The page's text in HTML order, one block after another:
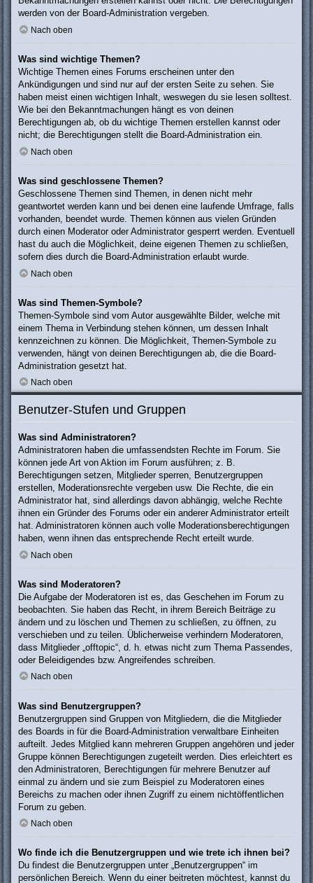
werden von der Board-Administration vergeben.
Nach oben
Was sind wichtige Themen?
Wichtige Themen eines Forums erscheinen unter den
Ankündigungen und sind nur auf der ersten Seite zu sehen. Sie
haben meist einen wichtigen Inhalt, weswegen du sie lesen solltest.
Wie bei den Bekanntmachungen hängt es von deinen
Berechtigungen ab, ob du wichtige Themen erstellen kannst oder
nicht; die Berechtigungen stellt die Board-Administration ein.
Nach oben
Was sind geschlossene Themen?
Geschlossene Themen sind Themen, in denen nicht mehr
geantwortet werden kann und bei denen eine laufende Umfrage, falls
vorhanden, beendet wurde. Themen können aus vielen Gründen
durch einen Moderator oder Administrator gesperrt werden. Eventuell
hast du auch die Möglichkeit, deine eigenen Themen zu schließen,
sofern dies durch die Board-Administration erlaubt wurde.
Nach oben
Was sind Themen-Symbole?
Themen-Symbole sind vom Autor ausgewählte Bilder, welche mit
einem Thema in Verbindung stehen können, um dessen Inhalt
kennzeichnen zu können. Die Möglichkeit, Themen-Symbole zu
verwenden, hängt von deinen Berechtigungen ab, die die Board-
Administration gesetzt hat.
Nach oben
Benutzer-Stufen und Gruppen
Was sind Administratoren?
Administratoren haben die umfassendsten Rechte im Forum. Sie
können jede Art von Aktion im Forum ausführen; z. B.
Berechtigungen setzen, Mitglieder sperren, Benutzergruppen
erstellen, Moderationsrechte vergeben usw. Die Rechte, die ein
Administrator hat, sind allerdings davon abhängig, welche Rechte
ihnen ein Gründer des Forums oder ein anderer Administrator erteilt
hat. Administratoren können auch volle Moderationsberechtigungen
haben, wenn ihnen das entsprechende Recht erteilt wurde.
Nach oben
Was sind Moderatoren?
Die Aufgabe der Moderatoren ist es, das Geschehen im Forum zu
beobachten. Sie haben das Recht, in ihrem Bereich Beiträge zu
ändern und zu löschen und Themen zu schließen, zu öffnen, zu
verschieben und zu teilen. Üblicherweise verhindern Moderatoren,
dass Mitglieder „offtopic“, d. h. etwas nicht zum Thema Passendes,
oder Beleidigendes bzw. Angreifendes schreiben.
Nach oben
Was sind Benutzergruppen?
Benutzergruppen sind Gruppen von Mitgliedern, die die Mitglieder
des Boards in für die Board-Administration verwaltbare Einheiten
aufteilt. Jedes Mitglied kann mehreren Gruppen angehören und jeder
Gruppe können Berechtigungen zugeteilt werden. Dies erleichtert es
den Administratoren, Berechtigungen für mehrere Benutzer auf
einmal zu ändern und sie zum Beispiel zu Moderatoren eines
Bereichs zu machen oder ihnen Zugriff zu einem nichtöffentlichen
Forum zu geben.
Nach oben
Wo finde ich die Benutzergruppen und wie trete ich ihnen bei?
Du findest die Benutzergruppen unter „Benutzergruppen“ im
persönlichen Bereich. Wenn du einer beitreten möchtest, kannst du